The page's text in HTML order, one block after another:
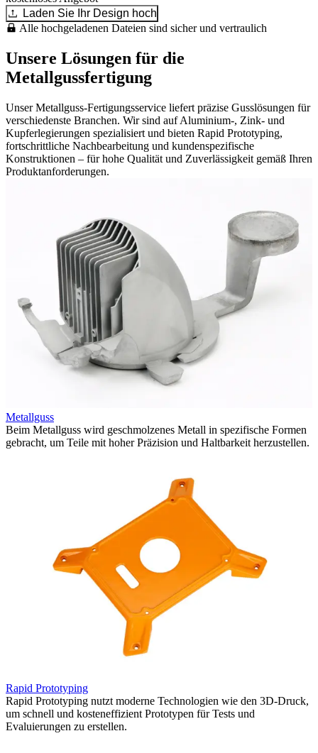
Laden Sie Ihr Design hoch
Alle hochgeladenen Dateien sind sicher und vertraulich
Unsere Lösungen für die
Metallgussfertigung
Unser Metallguss-Fertigungsservice liefert präzise Gusslösungen für
verschiedenste Branchen. Wir sind auf Aluminium-, Zink- und
Kupferlegierungen spezialisiert und bieten Rapid Prototyping,
fortschrittliche Nachbearbeitung und kundenspezifische
Konstruktionen – für hohe Qualität und Zuverlässigkeit gemäß Ihren
Produktanforderungen.
Metallguss
Beim Metallguss wird geschmolzenes Metall in spezifische Formen
gebracht, um Teile mit hoher Präzision und Haltbarkeit herzustellen.
Rapid Prototyping
Rapid Prototyping nutzt moderne Technologien wie den 3D-Druck,
um schnell und kosteneffizient Prototypen für Tests und
Evaluierungen zu erstellen.